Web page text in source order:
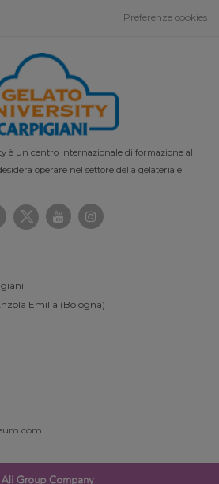
Preferenze cookies
è un centro internazionale di formazione al
operare nel settore della gelateria e
Emilia (Bologna)